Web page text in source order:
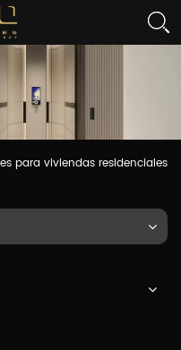
para viviendas residenciales